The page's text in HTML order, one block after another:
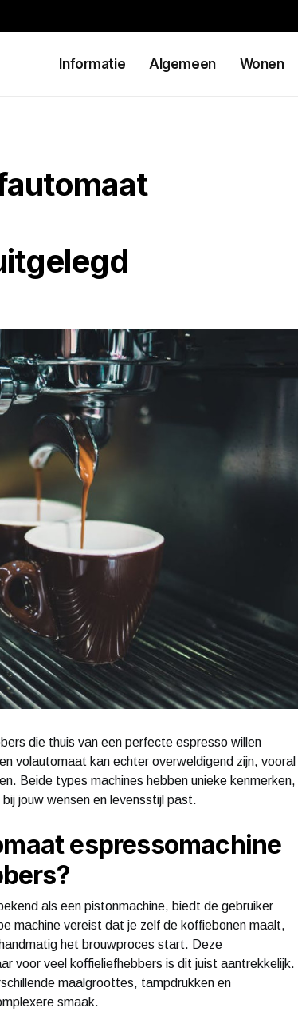
Informatie Algemeen Wonen
die thuis van een perfecte espresso willen
volautomaat kan echter overweldigend zijn, vooral
Beide types machines hebben unieke kenmerken,
jouw wensen en levensstijl past.
espressomachine
als een pistonmachine, biedt de gebruiker
machine vereist dat je zelf de koffiebonen maalt,
het brouwproces start. Deze
voor veel koffieliefhebbers is dit juist aantrekkelijk.
maalgroottes, tampdrukken en
smaak.